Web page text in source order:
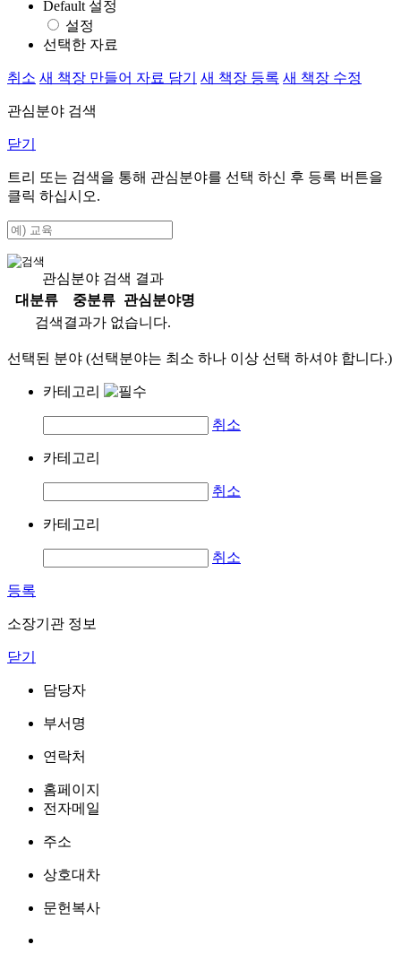
Default 설정
설정
선택한 자료
취소 새 책장 만들어 자료 담기 새 책장 등록 새 책장 수정
관심분야 검색
닫기
트리 또는 검색을 통해 관심분야를 선택 하신 후 등록 버튼을
클릭 하십시오.
관심분야 검색 결과
대분류
중분류
관심분야명
검색결과가 없습니다.
선택된 분야 (선택분야는 최소 하나 이상 선택 하셔야 합니다.)
카테고리
취소
카테고리
취소
카테고리
취소
등록
소장기관 정보
닫기
담당자
부서명
연락처
홈페이지
전자메일
주소
상호대차
문헌복사